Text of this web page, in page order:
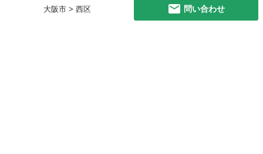
大阪市 > 西区 問い合わせ